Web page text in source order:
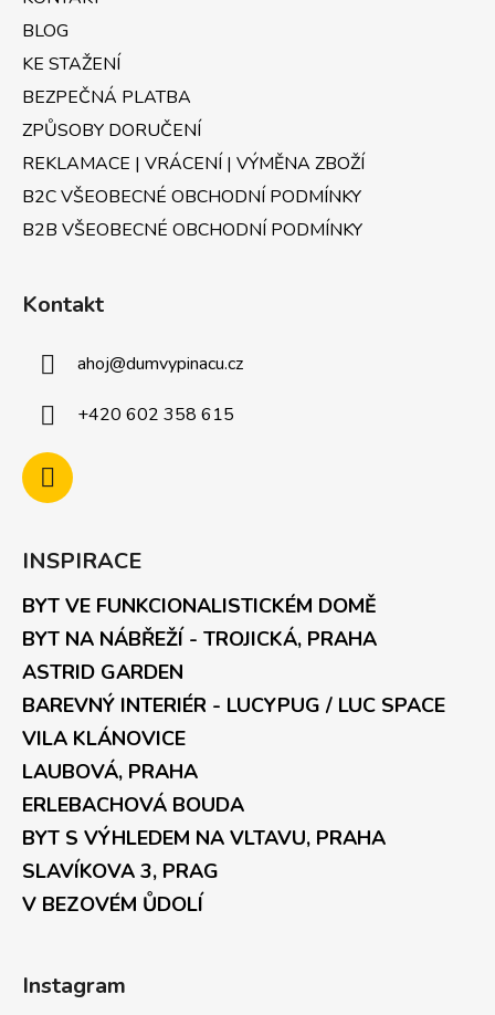
BLOG
KE STAŽENÍ
BEZPEČNÁ PLATBA
ZPŮSOBY DORUČENÍ
REKLAMACE | VRÁCENÍ | VÝMĚNA ZBOŽÍ
B2C VŠEOBECNÉ OBCHODNÍ PODMÍNKY
B2B VŠEOBECNÉ OBCHODNÍ PODMÍNKY
Kontakt
ahoj@dumvypinacu.cz
+420 602 358 615
INSPIRACE
BYT VE FUNKCIONALISTICKÉM DOMĚ
BYT NA NÁBŘEŽÍ - TROJICKÁ, PRAHA
ASTRID GARDEN
BAREVNÝ INTERIÉR - LUCYPUG / LUC SPACE
VILA KLÁNOVICE
LAUBOVÁ, PRAHA
ERLEBACHOVÁ BOUDA
BYT S VÝHLEDEM NA VLTAVU, PRAHA
SLAVÍKOVA 3, PRAG
V BEZOVÉM ŮDOLÍ
Instagram